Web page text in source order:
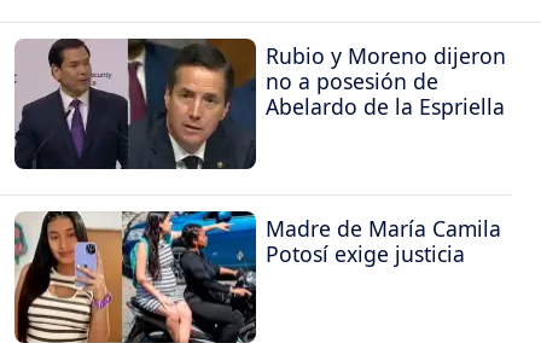
Rubio y Moreno dijeron
no a posesión de
Abelardo de la Espriella
Madre de María Camila
Potosí exige justicia